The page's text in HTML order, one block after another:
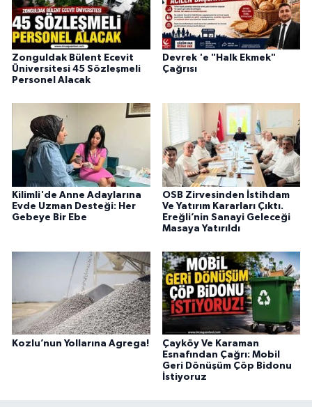
Zonguldak Bülent Ecevit
Üniversitesi 45 Sözleşmeli
Personel Alacak
Devrek 'e "Halk Ekmek"
Çağrısı
Kilimli'de Anne Adaylarına
Evde Uzman Desteği: Her
Gebeye Bir Ebe
OSB Zirvesinden İstihdam
Ve Yatırım Kararları Çıktı.
Ereğli’nin Sanayi Geleceği
Masaya Yatırıldı
Kozlu’nun Yollarına Agrega!
Çayköy Ve Karaman
Esnafından Çağrı: Mobil
Geri Dönüşüm Çöp Bidonu
İstiyoruz